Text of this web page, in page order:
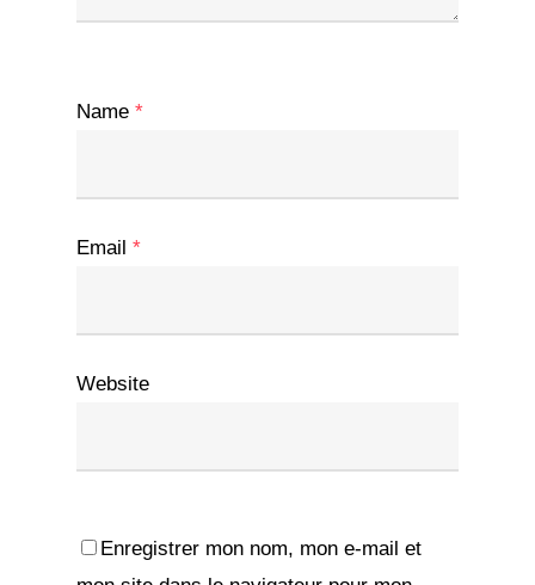
Name *
Email *
Website
Enregistrer mon nom, mon e-mail et